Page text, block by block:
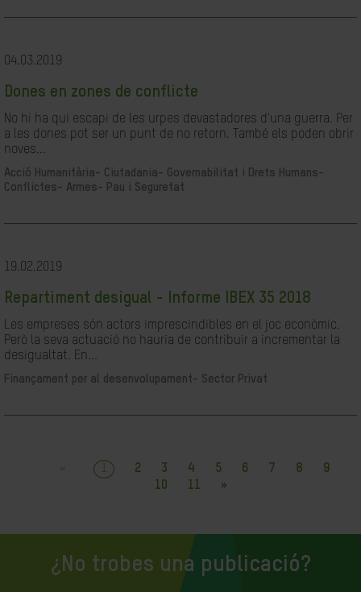
04.03.2019
Dones en zones de conflicte
No hi ha qui escapi de les urpes devastadores d'una guerra. Per
a les dones pot ser un punt de no retorn. També els poden obrir
noves...
Acció Humanitària-
Ciutadania- Governabilitat i Drets Humans-
Conflictes- Armes- Pau i Seguretat
19.02.2019
Repartiment desigual - Informe IBEX 35 2018
Les empreses són actors imprescindibles en el joc econòmic.
Però la seva actuació no hauria de contribuir a incrementar la
desigualtat. En...
Finançament per al desenvolupament- Sector Privat
« 1 2 3 4 5 6 7 8
9
10
11 »
¿No trobes una publicació?